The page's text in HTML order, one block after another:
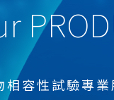
容性試驗專業